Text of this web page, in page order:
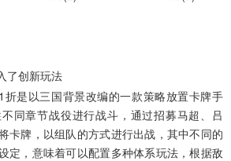
了创新玩法
折是以三国背景改编的一款策略放置卡牌手
同章节战役进行战斗，通过招募马超、吕
卡牌，以组队的方式进行出战，其中不同的
定，意味着可以配置多种体系玩法，根据敌